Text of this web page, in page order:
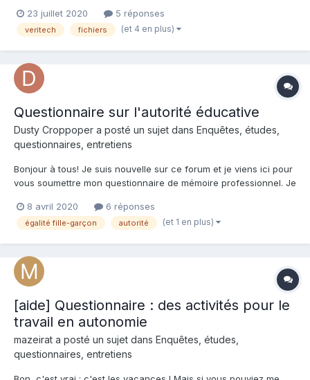
tant bien que mal à mettre la main sur des boitiers,
malheureusement, je n'ai que quelques fiches dénichées en
23 juillet 2020 5 réponses
veritech fichiers (et 4 en plus)
Questionnaire sur l'autorité éducative
Dusty Croppoper a posté un sujet dans Enquêtes, études,
questionnaires, entretiens
Bonjour à tous! Je suis nouvelle sur ce forum et je viens ici pour
vous soumettre mon questionnaire de mémoire professionnel. Je
B. N'ayant pas, à ce jour, reçu assez de réponses pour avoir
une étude assez poussée, je fais appel...
8 avril 2020 6 réponses
égalité fille-garçon autorité (et 1 en plus)
[aide] Questionnaire : des activités pour le
travail en autonomie
mazeirat a posté un sujet dans Enquêtes, études,
questionnaires, entretiens